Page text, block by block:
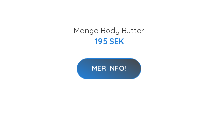
Mango Body Butter
195 SEK
MER INFO!